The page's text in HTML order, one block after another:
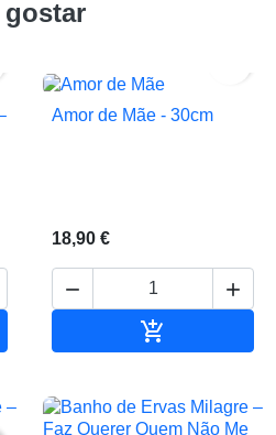
gostar
Amor de Mãe - 30cm
18,90 €
 
